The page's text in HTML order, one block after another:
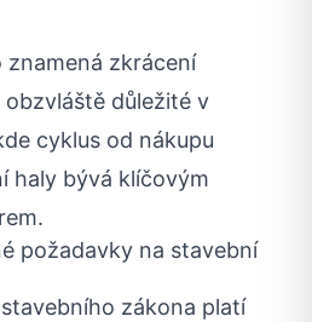
znamená zkrácení
důležité v
cyklus od nákupu
haly bývá klíčovým
požadavky na stavební
zákona platí